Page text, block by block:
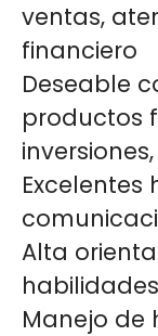
ventas,
financiero
Deseable
productos
Excelentes
Alta
Manejo de